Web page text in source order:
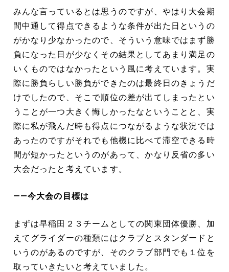
みんな言っているとは思うのですが、やはり大会期
間中通して得点できるような条件が出た日というの
がかなり少なかったので、そういう意味ではまず勝
負になった日が少なくその結果としてあまり満足の
いくものではなかったという風に考えています。実
際に勝負らしい勝負ができたのは最終日のきょうだ
けでしたので、そこで順位の差が出てしまったとい
うことが一つ大きく悔しかったなということと、実
際に私が飛んだ時も得点につながるような状況では
あったのですがそれでも他機に比べて滞空できる時
間が短かったというのがあって、かなり反省の多い
大会だったと考えています。
――今大会の目標は
まずは早稲田２３チームとしての関東団体優勝、加
えてグライダーの種類にはクラブとスタンダードと
いうのがあるのですが、そのクラブ部門でも１位を
取っていきたいと考えていました。